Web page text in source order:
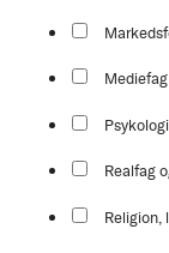
Realfag
Religion,